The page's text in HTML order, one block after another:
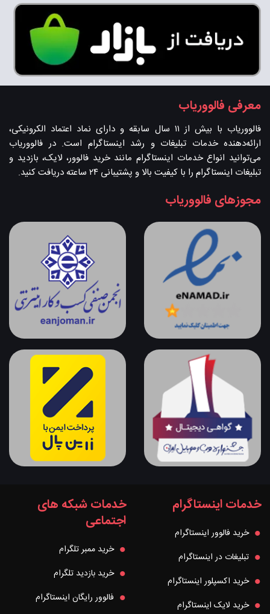
معرفی فالووریاب
فالووریاب با بیش از ۱۱ سال سابقه و دارای نماد اعتماد الکرونیکی،
ارائه‌دهنده خدمات تبلیغات و رشد اینستاگرام است. در فالووریاب
می‌توانید انواع خدمات اینستاگرام مانند خرید فالوور، لایک، بازدید و
تبلیغات اینستاگرام را با کیفیت بالا و پشتیبانی ۲۴ ساعته دریافت کنید.
مجوزهای فالووریاب
خدمات اینستاگرام
خرید فالوور اینستاگرام
تبلیغات در اینستاگرام
خرید اکسپلور اینستاگرام
خرید لایک اینستاگرام
خدمات شبکه های
اجتماعی
خرید ممبر تلگرام
خرید بازدید تلگرام
فالوور رایگان اینستاگرام